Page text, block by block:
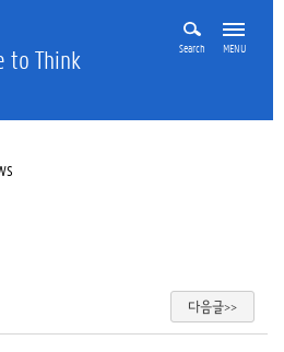
to Think Search MENU
다음글>>